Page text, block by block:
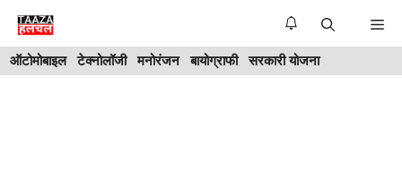
Skip
content
ऑटोमोबाइल टेक्नोलॉजी मनोरंजन बायोग्राफी सरकारी योजना